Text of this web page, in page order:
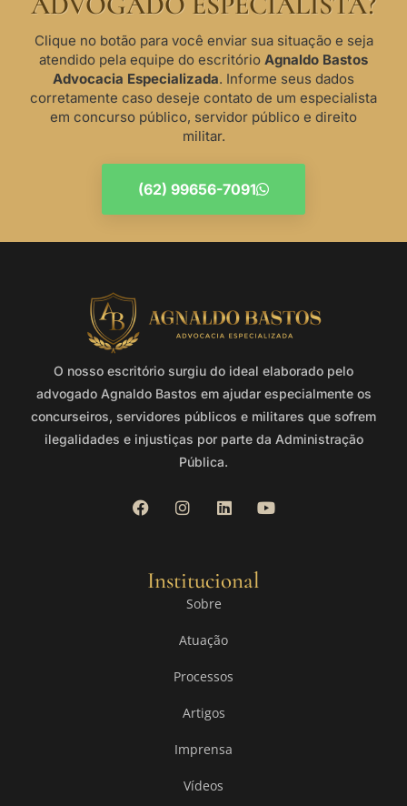
Clique no botão para você enviar sua situação e seja
atendido pela equipe do escritório Agnaldo Bastos
Advocacia Especializada. Informe seus dados
corretamente caso deseje contato de um especialista
em concurso público, servidor público e direito
militar.
(62) 99656-7091
O nosso escritório surgiu do ideal elaborado pelo
advogado Agnaldo Bastos em ajudar especialmente os
concurseiros, servidores públicos e militares que sofrem
ilegalidades e injustiças por parte da Administração
Pública.
Institucional
Sobre
Atuação
Processos
Artigos
Imprensa
Vídeos